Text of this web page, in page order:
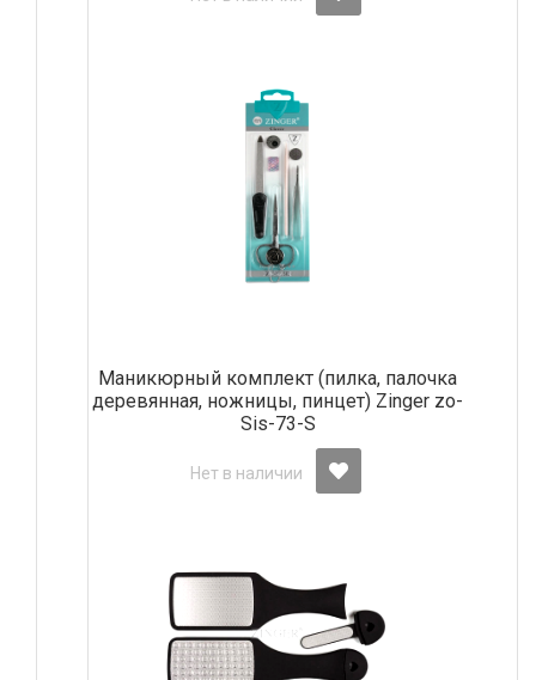
Маникюрный комплект (пилка, палочка
деревянная, ножницы, пинцет) Zinger zo-
Sis-73-S
Нет в наличии